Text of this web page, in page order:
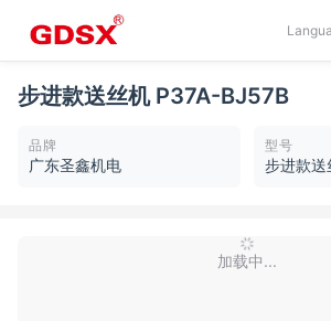
步进款送丝机 P37A-BJ57B
品牌
广东圣鑫机电
型号
步进款
加载中...